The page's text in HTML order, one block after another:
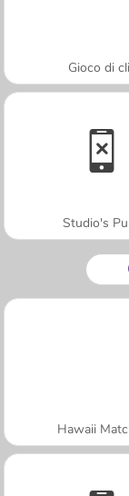
Gioco di
Studio's
Hawaii